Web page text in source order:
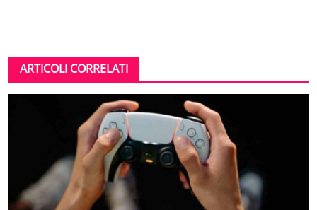
ARTICOLI CORRELATI